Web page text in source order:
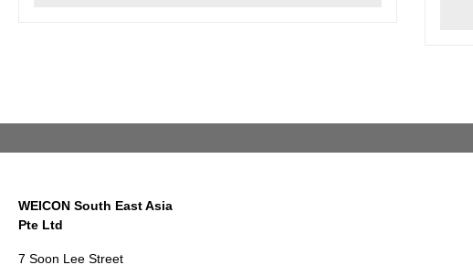
WEICON South East Asia
Pte Ltd
7 Soon Lee Street